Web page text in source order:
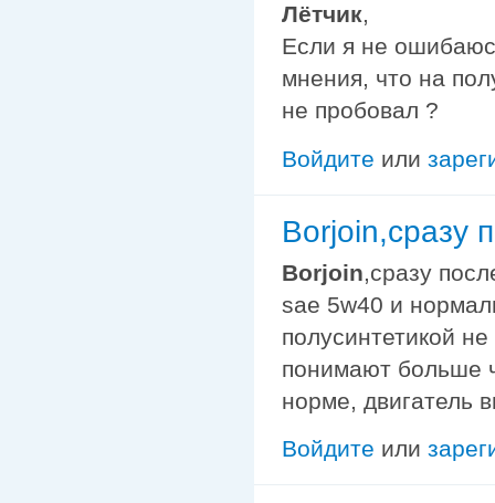
Лётчик,
Если я не
мнения, что на
не пробовал ?
Войдите или
Borjoin,сразу
Borjoin ,сразу
sae 5w40 и
полусинтетикой
понимают больше
норме, двигатель
Войдите или